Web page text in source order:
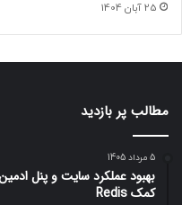
25 آبان 1404
مطالب پر بازدید
5 مرداد 1405
کمک Redis